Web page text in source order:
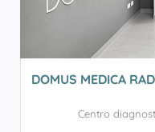
DOMUS MEDICA
Centro